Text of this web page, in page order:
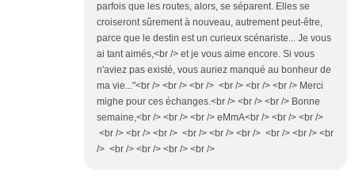
parfois que les routes, alors, se séparent. Elles se
croiseront sûrement à nouveau, autrement peut-être,
parce que le destin est un curieux scénariste... Je vous
ai tant aimés,<br /> et je vous aime encore. Si vous
n'aviez pas existé, vous auriez manqué au bonheur de
ma vie..."<br /> <br /> <br /> <br /> <br /> <br /> Merci
mighe pour ces échanges.<br /> <br /> <br /> Bonne
semaine,<br /> <br /> <br /> eMmA<br /> <br /> <br />
<br /> <br /> <br /> <br /> <br /> <br /> <br /> <br /> <br
/> <br /> <br /> <br /> <br />